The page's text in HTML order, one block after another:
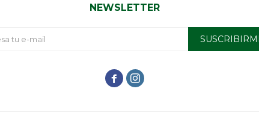
NEWSLETTER
 